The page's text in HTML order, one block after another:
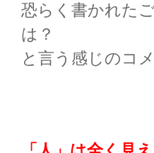
恐らく書かれた
は？
と言う感じのコ